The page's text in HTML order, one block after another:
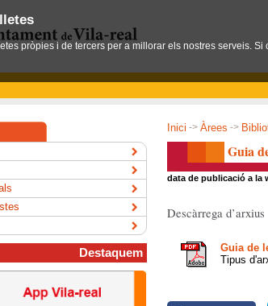
Inici -> Àrees ->
Guia
data de publicació a la
Descàrrega d’arxius
Guia de
Tipus
Destaquem
pròpies i de tercers per a millorar els nostres serveis. Si